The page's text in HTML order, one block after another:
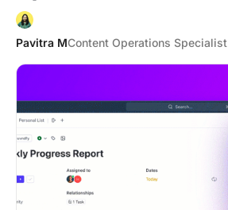
Pavitra MContent Operations Specialist